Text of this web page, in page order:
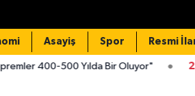
Asayiş Spor Resmi
Bir Oluyor" 21:15